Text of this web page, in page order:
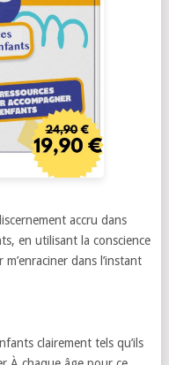
accru dans
en utilisant la conscience
dans l’instant
clairement tels qu’ils